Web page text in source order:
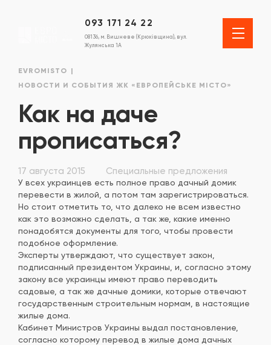
093 171 24 22
08136, м. Вишневе (Крюківщина), вул.
Жулянська 1А
EVROMISTO
НОВОСТИ И СОБЫТИЯ ЖК «ЕВРОПЕЙСЬКЕ МІСТО»
Как на даче
прописаться?
17 августа 2015 Специальные предложения
У всех украинцев есть полное право дачный домик
перевести в жилой, а потом там зарегистрироваться.
Но стоит отметить то, что далеко не всем известно
как это возможно сделать, а так же, какие именно
понадобятся документы для того, чтобы провести
подобное оформление.
Эксперты утверждают, что существует закон,
подписанный президентом Украины, и, согласно этому
закону все украинцы имеют право переводить
садовые, а так же дачные домики, которые отвечают
государственным строительным нормам, в настоящие
жилые дома.
Кабинет Министров Украины выдал постановление,
согласно которому перевод в жилые дома дачных